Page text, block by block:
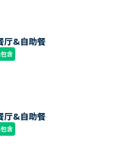
厅&自助餐
含
厅&自助餐
含